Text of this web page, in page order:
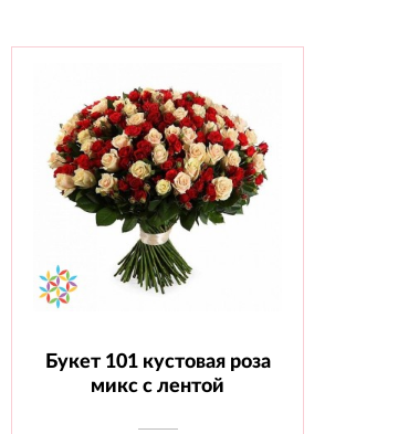
Состав: Роза кустовая - 101 шт.,
Лента
Букет 101 кустовая роза
микс с лентой